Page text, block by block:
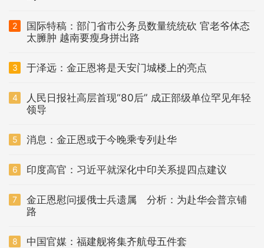
2
国际特稿：部门省市公务员数量统统砍 官老爷体态
太臃肿 越南要瘦身拼出路
3 于泽远：金正恩将是天安门城楼上的亮点
4
人民日报社高层首现“80后” 成正部级单位罕见年轻
领导
5 消息：金正恩或于今晚乘专列赴华
6 印度高官：习近平就深化中印关系提四点建议
7
金正恩慰问援俄士兵遗属 分析：为赴华会普京铺
路
8 中国官媒：福建舰将集齐航母五件套